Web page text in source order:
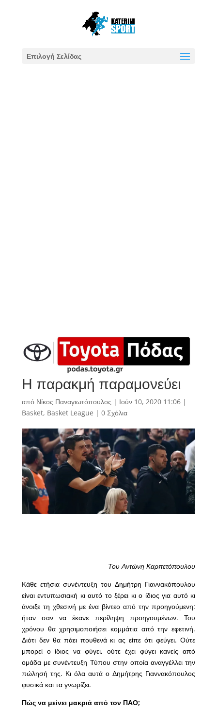
Επιλογή Σελίδας
Η παρακμή παραμονεύει
από Νίκος Παναγιωτόπουλος | Ιούν 10, 2020 11:06|
Basket, Basket League | 0 Σχόλια
Του Αντώνη Καρπετόπουλου
Κάθε ετήσια συνέντευξη του Δημήτρη Γιαννακόπουλου
είναι εντυπωσιακή κι αυτό το ξέρει κι ο ίδιος για αυτό κι
άνοιξε τη χθεσινή με ένα βίντεο από την προηγούμενη:
ήταν σαν να έκανε περίληψη προηγουμένων. Του
χρόνου θα χρησιμοποιήσει κομμάτια από την εφετινή.
Διότι δεν θα πάει πουθενά κι ας είπε ότι φεύγει. Ούτε
μπορεί ο ίδιος να φύγει, ούτε έχει φύγει κανείς από
ομάδα με συνέντευξη Τύπου στην οποία αναγγέλλει την
πώλησή της. Κι όλα αυτά ο Δημήτρης Γιαννακόπουλος
φυσικά και τα γνωρίζει.
Πώς να μείνει μακριά από τον ΠΑΟ;